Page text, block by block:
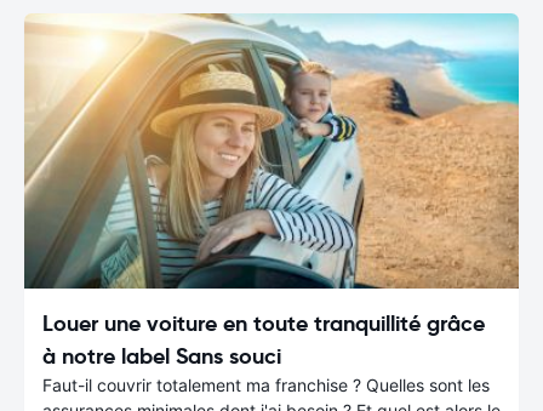
Louer une voiture en toute tranquillité grâce
à notre label Sans souci
Faut-il couvrir totalement ma franchise ? Quelles sont les